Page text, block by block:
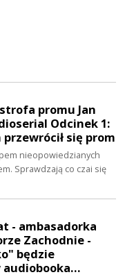
promu Jan
Odcinek 1:
się prom
nieopowiedzianych
Sprawdzają co czai się
- ambasadorka
Zachodnie -
będzie
audiobooka…